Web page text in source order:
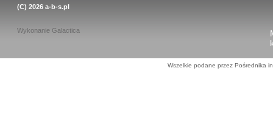
(C) 2026 a-b-s.pl
Wykonanie Galactica
Wszelkie podane przez Pośrednika